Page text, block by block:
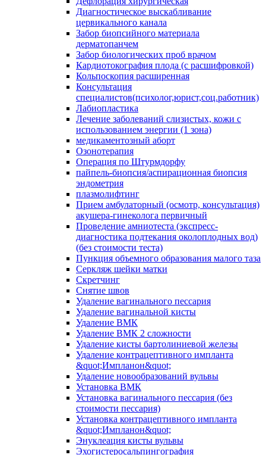
Диагностическое выскабливание
цервикального канала
Забор биопсийного материала
дерматопанчем
Забор биологических проб врачом
Кардиотокография плода (с расшифровкой)
Кольпоскопия расширенная
Консультация
специалистов(психолог,юрист,соц.работник)
Лабиопластика
Лечение заболеваний слизистых, кожи с
использованием энергии (1 зона)
медикаментозный аборт
Озонотерапия
Операция по Штурмдорфу
пайпель-биопсия/аспирационная биопсия
эндометрия
плазмолифтинг
Прием амбулаторный (осмотр, консультация)
акушера-гинеколога первичный
Проведение амниотеста (экспресс-
диагностика подтекания околоплодных вод)
(без стоимости теста)
Пункция объемного образования малого таза
Серкляж шейки матки
Скретчинг
Снятие швов
Удаление вагинального пессария
Удаление вагинальной кисты
Удаление ВМК
Удаление ВМК 2 сложности
Удаление кисты бартолиниевой железы
Удаление контрацептивного импланта
&quot;Импланон&quot;
Удаление новообразований вульвы
Установка ВМК
Установка вагинального пессария (без
стоимости пессария)
Установка контрацептивного импланта
&quot;Импланон&quot;
Энуклеация кисты вульвы
Эхогистеросальпингография